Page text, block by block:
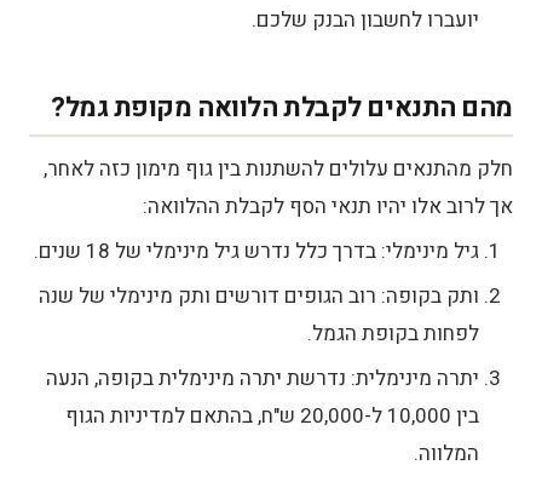
יועברו לחשבון הבנק שלכם.
מהם התנאים לקבלת הלוואה מקופת גמל?
חלק מהתנאים עלולים להשתנות בין גוף מימון כזה לאחר,
אך לרוב אלו יהיו תנאי הסף לקבלת ההלוואה:
גיל מינימלי: בדרך כלל נדרש גיל מינימלי של 18 שנים.
ותק בקופה: רוב הגופים דורשים ותק מינימלי של שנה
לפחות בקופת הגמל.
יתרה מינימלית: נדרשת יתרה מינימלית בקופה, הנעה
בין 10,000 ל-20,000 ש"ח, בהתאם למדיניות הגוף
המלווה.